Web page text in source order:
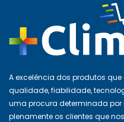
A excelência dos produtos
qualidade, fiabilidade,
uma procura determinada
plenamente os clientes que